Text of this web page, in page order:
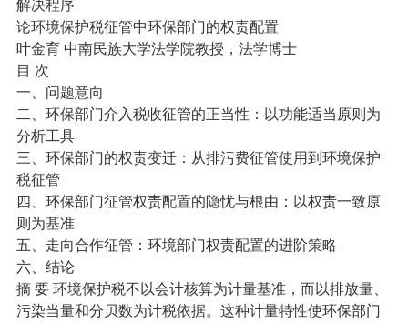
解决程序
论环境保护税征管中环保部门的权责配置
叶金育 中南民族大学法学院教授，法学博士
目 次
一、问题意向
二、环保部门介入税收征管的正当性：以功能适当原则为
分析工具
三、环保部门的权责变迁：从排污费征管使用到环境保护
税征管
四、环保部门征管权责配置的隐忧与根由：以权责一致原
则为基准
五、走向合作征管：环境部门权责配置的进阶策略
六、结论
摘 要 环境保护税不以会计核算为计量基准，而以排放量、
污染当量和分贝数为计税依据。这种计量特性使环保部门